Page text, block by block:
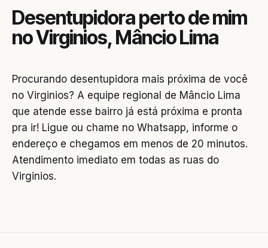
Desentupidora perto de mim
no Virginios, Mâncio Lima
Procurando desentupidora mais próxima de você
no Virginios? A equipe regional de Mâncio Lima
que atende esse bairro já está próxima e pronta
pra ir! Ligue ou chame no Whatsapp, informe o
endereço e chegamos em menos de 20 minutos.
Atendimento imediato em todas as ruas do
Virginios.